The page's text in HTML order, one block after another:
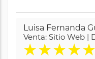
Luisa Fernanda
Venta: Sitio Web |
★★★★★